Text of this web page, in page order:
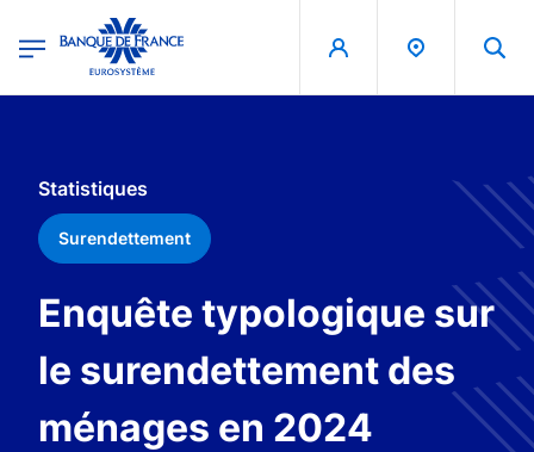
Banque de France - Menu Principal
Statistiques
Surendettement
Enquête typologique sur
le surendettement des
ménages en 2024